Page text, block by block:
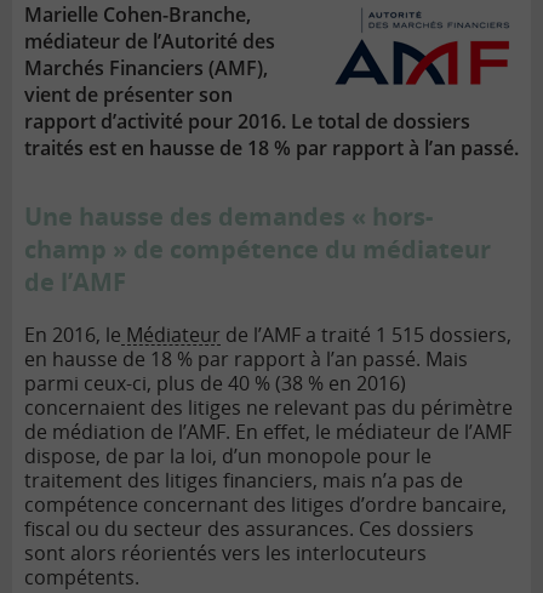
Marielle Cohen-Branche,
médiateur de l’Autorité des
Marchés Financiers (AMF),
vient de présenter son
rapport d’activité pour 2016. Le total de dossiers
traités est en hausse de 18 % par rapport à l’an passé.
Une hausse des demandes « hors-
champ » de compétence du médiateur
de l’AMF
En 2016, le Médiateur de l’AMF a traité 1 515 dossiers,
en hausse de 18 % par rapport à l’an passé. Mais
parmi ceux-ci, plus de 40 % (38 % en 2016)
concernaient des litiges ne relevant pas du périmètre
de médiation de l’AMF. En effet, le médiateur de l’AMF
dispose, de par la loi, d’un monopole pour le
traitement des litiges financiers, mais n’a pas de
compétence concernant des litiges d’ordre bancaire,
fiscal ou du secteur des assurances. Ces dossiers
sont alors réorientés vers les interlocuteurs
compétents.